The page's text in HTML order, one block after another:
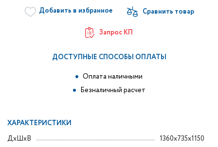
Добавить в избранное
Запрос КП
ДОСТУПНЫЕ СПОСОБЫ ОПЛАТЫ
Оплата наличными
Безналичный расчет
ХАРАКТЕРИСТИКИ
ДxШxВ
1360x735x1150